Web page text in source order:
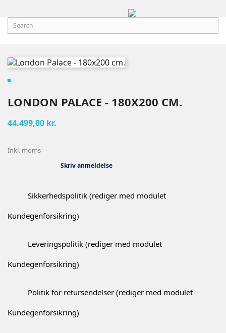
LONDON PALACE - 180X200 CM.
44.499,00 kr.
Inkl. moms
Skriv anmeldelse
Sikkerhedspolitik (rediger med modulet
Kundegenforsikring)
Leveringspolitik (rediger med modulet
Kundegenforsikring)
Politik for retursendelser (rediger med modulet
Kundegenforsikring)